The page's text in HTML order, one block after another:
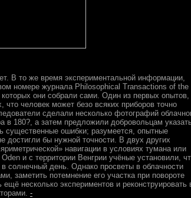
В то же время экспериментальной информации,
номере журнала Philosophical Transactions of the
они собрали сами. Один из первых опытов,
что человек может безо всяких приборов точно
сделали несколько фотографий
в 180?, а затем предложили добровольцам
существенные ошибки; разумеется, опытные
достигли бы нужной точности. В двух других
навигации в условиях тумана или
и с территории Венгрии учёные установили,
в солнечный день. Однако просветы в облачности
заметить потемнение его участка при повороте
несколько экспериментов и реконструировать
-